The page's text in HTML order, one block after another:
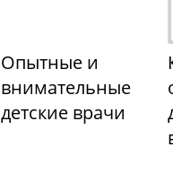
Опытные и
внимательные
детские врачи